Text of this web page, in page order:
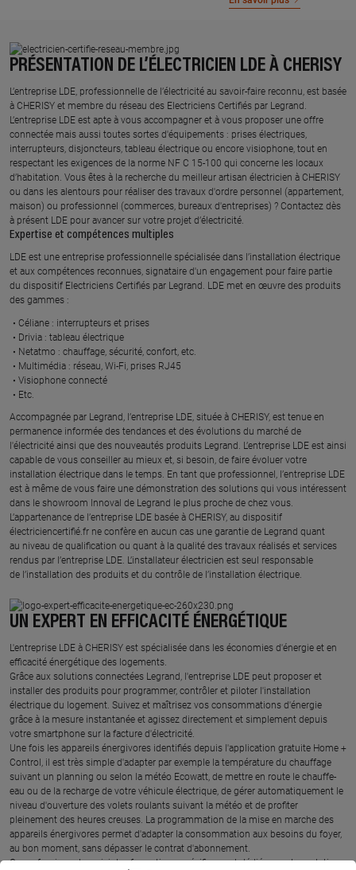
PRÉSENTATION DE L’ÉLECTRICIEN LDE À CHERISY
L’entreprise LDE, professionnelle de l’électricité au savoir-faire reconnu, est basée
à CHERISY et membre du réseau des Electriciens Certifiés par Legrand.​
L’entreprise LDE est apte à vous accompagner et à vous proposer une offre
connectée mais aussi toutes sortes d'équipements : prises électriques,
interrupteurs, disjoncteurs, tableau électrique ou encore visiophone, tout en
respectant les exigences de la norme NF C 15-100 qui concerne les locaux
d’habitation. Vous êtes à la recherche du meilleur artisan électricien à CHERISY
ou dans les alentours pour réaliser des travaux d'ordre personnel (appartement,
maison) ou professionnel (commerces, bureaux d'entreprises) ? Contactez dès
à présent LDE pour avancer sur votre projet d’électricité.
Expertise et compétences multiples​
​LDE est une entreprise professionnelle spécialisée dans l’installation électrique
et aux compétences reconnues, ​signataire d'un engagement pour faire partie
du dispositif Electriciens Certifiés par Legrand​. LDE met en œuvre des produits
des gammes : ​
Céliane : interrupteurs et prises ​
Drivia : tableau électrique ​
Netatmo : chauffage, sécurité, confort, etc.​
Multimédia : réseau, Wi-Fi, prises RJ45​
Visiophone connecté​
Etc.​
​Accompagnée par Legrand, l’entreprise LDE, située à CHERISY, est tenue en
permanence informée des tendances et des évolutions du marché de
l'électricité ainsi que des nouveautés produits Legrand. L’entreprise LDE est ainsi
capable de vous conseiller au mieux et, si besoin, de faire évoluer votre
installation électrique dans le temps. En tant que professionnel, l’entreprise LDE
est à même de vous faire une démonstration des solutions qui vous intéressent
dans le showroom Innoval de Legrand le plus proche de chez vous.​
L’appartenance de l’entreprise LDE basée à CHERISY, au dispositif
électriciencertifié.fr ne confère en aucun cas une garantie de Legrand quant
au niveau de qualification ou quant à la qualité des travaux réalisés et services
rendus par l’entreprise LDE. L’installateur électricien est seul responsable
de l’installation des produits et du contrôle de l’installation électrique.
UN EXPERT EN EFFICACITÉ ÉNERGÉTIQUE
L'entreprise LDE à CHERISY est spécialisée dans les économies d'énergie et en
efficacité énergétique des logements.
Grâce aux solutions connectées Legrand, l'entreprise LDE peut proposer et
installer des produits pour programmer, contrôler et piloter l'installation
électrique du logement. Suivez et maîtrisez vos consommations d'énergie
grâce à la mesure instantanée et agissez directement et simplement depuis
votre smartphone sur la facture d'électricité.
Une fois les appareils énergivores identifiés depuis l'application gratuite Home +
Control, il est très simple d'adapter par exemple la température du chauffage
suivant un planning ou selon la météo Ecowatt, de mettre en route le chauffe-
eau ou de la recharge de votre véhicule électrique, de gérer automatiquement le
niveau d'ouverture des volets roulants suivant la météo et de profiter
pleinement des heures creuses. La programmation de la mise en marche des
appareils énergivores permet d'adapter la consommation aux besoins du foyer,
au bon moment, sans dépasser le contrat d'abonnement.
Ce professionnel a suivi des formations spécifiques et dédiées sur les solutions